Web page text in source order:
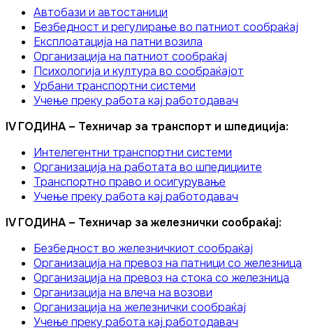
Автобази и автостаници
Безбедност и регулирање во патниот сообраќај
Експлоатација на патни возила
Организација на патниот сообраќај
Психологија и култура во сообраќајот
Урбани транспортни системи
Учење преку работа кај работодавач
IV ГОДИНА – Техничар за транспорт и шпедиција:
Интелегентни транспортни системи
Организација на работата во шпедициите
Транспортно право и осигурување
Учење преку работа кај работодавач
IV ГОДИНА – Техничар за железнички сообраќај:
Безбедност во железничкиот сообраќај
Организација на превоз на патници со железница
Организација на превоз на стока со железница
Организација на влеча на возови
Организација на железнички сообраќај
Учење преку работа кај работодавач